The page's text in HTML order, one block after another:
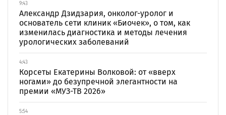
9:43
Александр Дзидзария, онколог-уролог и
основатель сети клиник «Биочек», о том, как
изменилась диагностика и методы лечения
урологических заболеваний
4:43
Корсеты Екатерины Волковой: от «вверх
ногами» до безупречной элегантности на
премии «МУЗ-ТВ 2026»
5:54